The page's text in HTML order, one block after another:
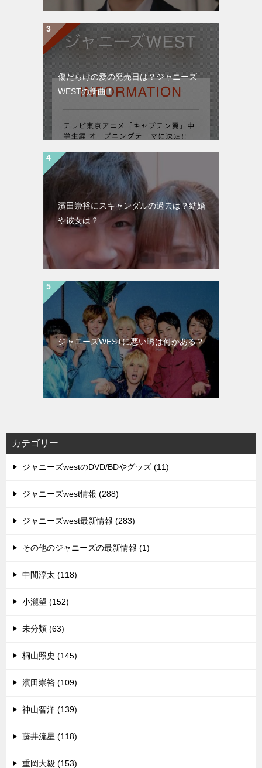
傷だらけの愛の発売日は？ジャニーズ
WESTの新曲！
濱田崇裕にスキャンダルの過去は？結婚
や彼女は？
ジャニーズWESTに悪い噂は何かある？
カテゴリー
ジャニーズwestのDVD/BDやグッズ (11)
ジャニーズwest情報 (288)
ジャニーズwest最新情報 (283)
その他のジャニーズの最新情報 (1)
中間淳太 (118)
小瀧望 (152)
未分類 (63)
桐山照史 (145)
濱田崇裕 (109)
神山智洋 (139)
藤井流星 (118)
重岡大毅 (153)